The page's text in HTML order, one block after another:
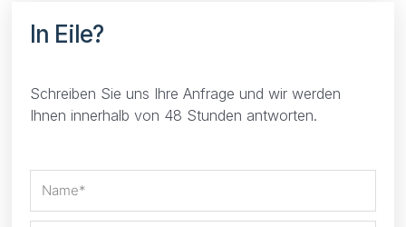
In Eile?
Schreiben Sie uns Ihre Anfrage und wir werden
Ihnen innerhalb von 48 Stunden antworten.